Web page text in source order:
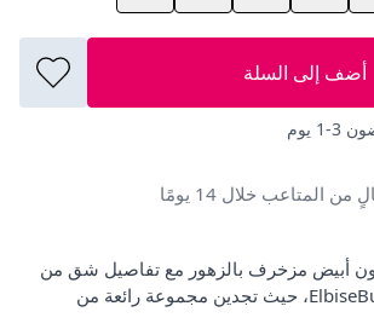
أضف إلى السلة
يوم
المتاعب خلال 14 يومًا
أبيض مزخرف بالزهور مع تفاصيل شق من
Select Moda عبر ElbiseBul، حيث تجدين مجموعة رائعة من